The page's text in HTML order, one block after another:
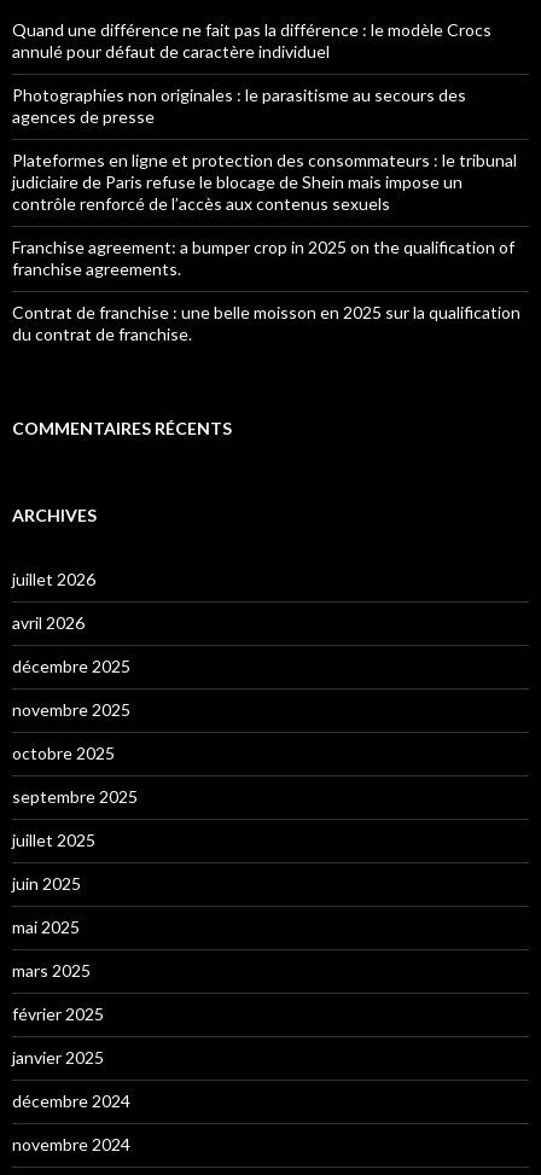
Quand une différence ne fait pas la différence : le modèle Crocs
annulé pour défaut de caractère individuel
Photographies non originales : le parasitisme au secours des
agences de presse
Plateformes en ligne et protection des consommateurs : le tribunal
judiciaire de Paris refuse le blocage de Shein mais impose un
contrôle renforcé de l’accès aux contenus sexuels
Franchise agreement: a bumper crop in 2025 on the qualification of
franchise agreements.
Contrat de franchise : une belle moisson en 2025 sur la qualification
du contrat de franchise.
COMMENTAIRES RÉCENTS
ARCHIVES
juillet 2026
avril 2026
décembre 2025
novembre 2025
octobre 2025
septembre 2025
juillet 2025
juin 2025
mai 2025
mars 2025
février 2025
janvier 2025
décembre 2024
novembre 2024